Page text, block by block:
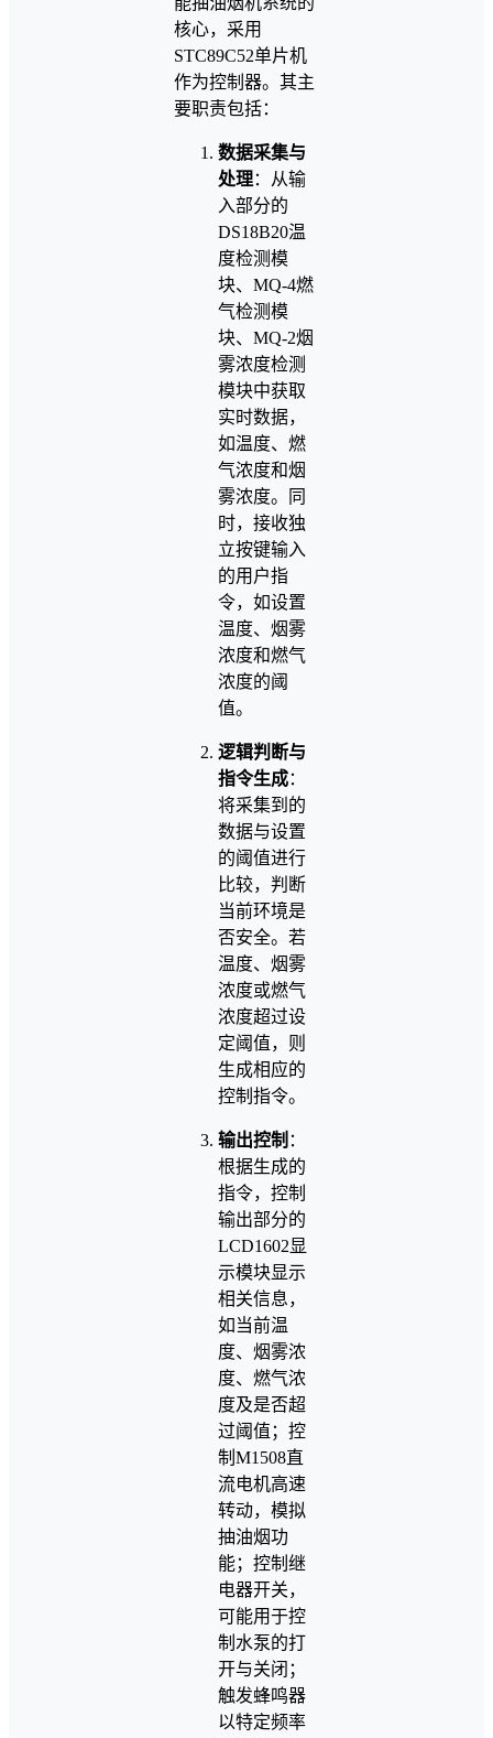
核心，采用
STC89C52单片机
作为控制器。其主
要职责包括：
数据采集与
处理：从输
入部分的
DS18B20温
度检测模
块、MQ-4燃
气检测模
块、MQ-2烟
雾浓度检测
模块中获取
实时数据，
如温度、燃
气浓度和烟
雾浓度。同
时，接收独
立按键输入
的用户指
令，如设置
温度、烟雾
浓度和燃气
浓度的阈
值。
逻辑判断与
指令生成：
将采集到的
数据与设置
的阈值进行
比较，判断
当前环境是
否安全。若
温度、烟雾
浓度或燃气
浓度超过设
定阈值，则
生成相应的
控制指令。
输出控制 ：
根据生成的
指令，控制
输出部分的
LCD1602显
示模块显示
相关信息，
如当前温
度、烟雾浓
度、燃气浓
度及是否超
过阈值；控
制M1508直
流电机高速
转动，模拟
抽油烟功
能；控制继
电器开关，
可能用于控
制水泵的打
开与关闭；
触发蜂鸣器
以特定频率